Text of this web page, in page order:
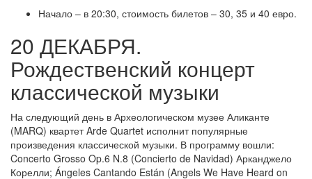
Начало – в 20:30, стоимость билетов – 30, 35 и 40 евро.
20 ДЕКАБРЯ.
Рождественский концерт
классической музыки
На следующий день в Археологическом музее Аликанте
(MARQ) квартет Arde Quartet исполнит популярные
произведения классической музыки. В программу вошли:
Concerto Grosso Op.6 N.8 (Concierto de Navidad) Арканджело
Корелли; Ángeles Cantando Están (Angels We Have Heard on